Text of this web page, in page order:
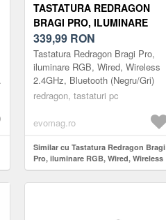
TASTATURA REDRAGON
BRAGI PRO, ILUMINARE
RGB, WIRED, WIRELESS
2.4GHZ, BLUETOOTH
(NEGRU/GRI)
339,99 RON
Tastatura Redragon Bragi Pro,
iluminare RGB, Wired, Wireless
2.4GHz, Bluetooth (Negru/Gri)
redragon, tastaturi pc
evomag.ro
Similar cu Tastatura Redragon Bragi
Pro, iluminare RGB, Wired, Wireless
2.4GHz, Bluetooth (Negru/Gri)